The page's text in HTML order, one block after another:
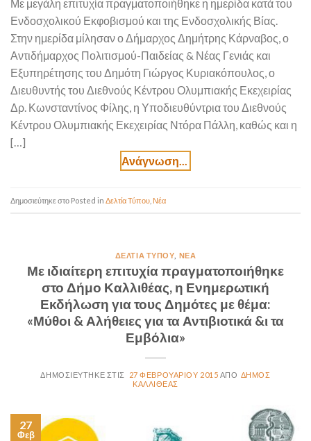
Με μεγάλη επιτυχία πραγματοποιήθηκε η ημερίδα κατά του
Ενδοσχολικού Εκφοβισμού και της Ενδοσχολικής Βίας.
Στην ημερίδα μίλησαν ο Δήμαρχος Δημήτρης Κάρναβος, ο
Αντιδήμαρχος Πολιτισμού-Παιδείας & Νέας Γενιάς και
Εξυπηρέτησης του Δημότη Γιώργος Κυριακόπουλος, ο
Διευθυντής του Διεθνούς Κέντρου Ολυμπιακής Εκεχειρίας
Δρ. Κωνσταντίνος Φίλης, η Υποδιευθύντρια του Διεθνούς
Κέντρου Ολυμπιακής Εκεχειρίας Ντόρα Πάλλη, καθώς και η
[…]
Posted in Δελτία Τύπου Νέα
ΔΕΛΤΊΑ ΤΎΠΟΥ ΝΈΑ
Με ιδιαίτερη επιτυχία πραγματοποιήθηκε
στο Δήμο Καλλιθέας, η Ενημερωτική
Εκδήλωση για τους Δημότες με θέμα:
«Μύθοι & Αλήθειες για τα Αντιβιοτικά &ι τα
Εμβόλια»
27 ΦΕΒΡΟΥΑΡΊΟΥ 2015
ΔΉΜΟΣ
ΚΑΛΛΙΘΈΑΣ
27
Φεβ